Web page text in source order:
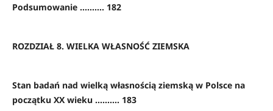
Podsumowanie .......... 182
ROZDZIAŁ 8. WIELKA WŁASNOŚĆ ZIEMSKA
Stan badań nad wielką własnością ziemską w Polsce na
początku XX wieku .......... 183